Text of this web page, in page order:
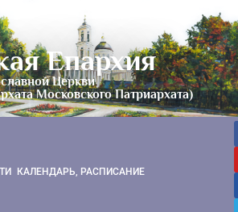
Епархия
Церкви
Московского Патриархата)
КАЛЕНДАРЬ, РАСПИСАНИЕ